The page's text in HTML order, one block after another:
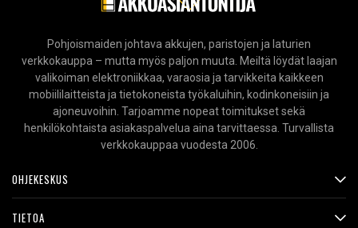
Pohjoismaiden johtava akkujen, paristojen ja laturien
verkkokauppa – mutta myös paljon muuta. Meiltä löydät laajan
valikoiman elektroniikkaa, varaosia ja tarvikkeita kaikkeen
mobiililaitteista ja tietokoneista työkaluihin, kodinkoneisiin ja
ajoneuvoihin. Tarjoamme nopeat toimitukset sekä
henkilökohtaista asiakaspalvelua aina tarvittaessa. Turvallista
verkkokauppaa vuodesta 2006.
OHJEKESKUS
TIETOA